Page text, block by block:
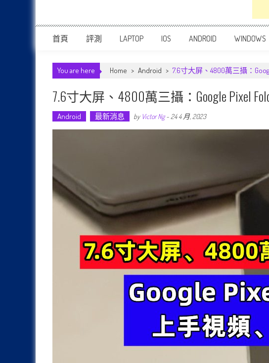
首頁 評測 LAPTOP IOS ANDROID WINDOWS
You are here Home > Android > 7.6寸大屏、4800萬三攝：
7.6寸大屏、4800萬三攝：Google Pixel
Android 最新消息 by Victor Ng- 24 4 月, 2023